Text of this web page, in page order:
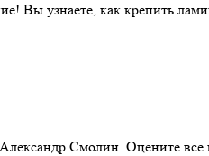
Вы узнаете, как крепить
Александр Смолин. Оцените